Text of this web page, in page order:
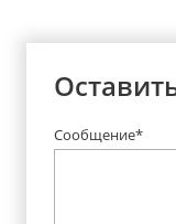
Сообщение*